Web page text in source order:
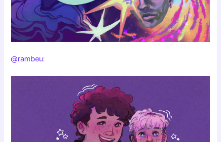
@rambeu: